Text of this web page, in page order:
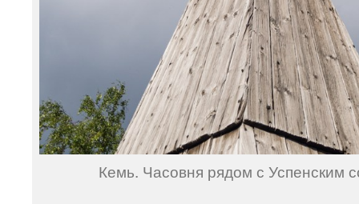
Кемь. Часовня рядом с Успенским